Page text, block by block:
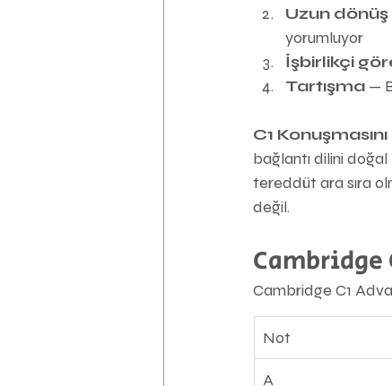
Uzun dönüş
yorumluyor
İşbirlikçi
Tartışma —
C1
bağlantı dilini
tereddüt ara sıra
değil.
Cambridge
Cambridge C1
Not
A